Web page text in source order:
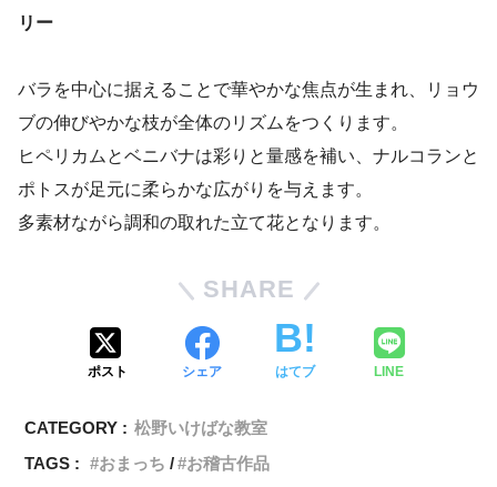
リー
バラを中心に据えることで華やかな焦点が生まれ、リョウ
ブの伸びやかな枝が全体のリズムをつくります。
ヒペリカムとベニバナは彩りと量感を補い、ナルコランと
ポトスが足元に柔らかな広がりを与えます。
多素材ながら調和の取れた立て花となります。
SHARE
ポスト シェア はてブ LINE
CATEGORY : 松野いけばな教室
TAGS :
おまっち お稽古作品